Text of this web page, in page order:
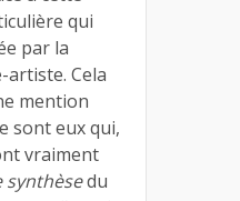
qui
par la
Cela
mention
sont eux qui,
vraiment
synthèsedu